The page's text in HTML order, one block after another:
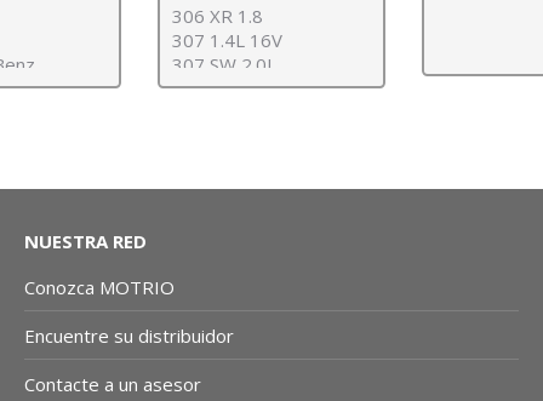
NUESTRA RED
Conozca MOTRIO
Encuentre su distribuidor
Contacte a un asesor